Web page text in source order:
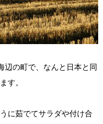
辺の町で、なんと日本と同
す。
に茹でてサラダや付け合